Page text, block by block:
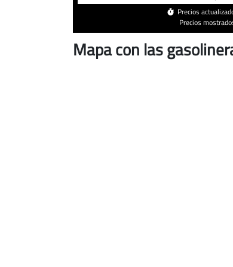
Precios
Precios
Mapa con las